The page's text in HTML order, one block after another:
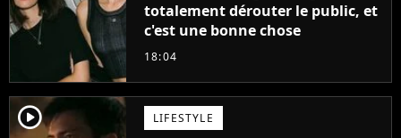
totalement dérouter le public, et
c'est une bonne chose
18:04
player2 LIFESTYLE